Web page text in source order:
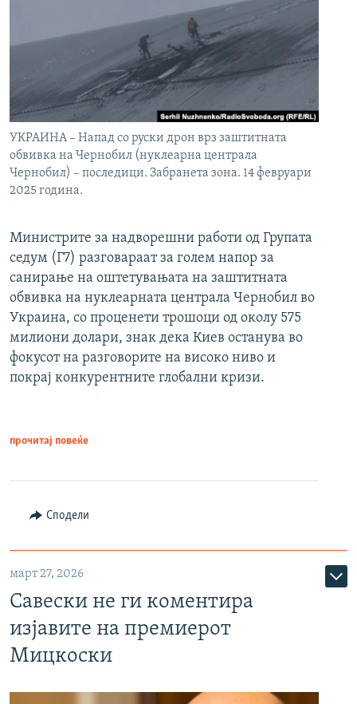
УКРАИНА – Напад со руски дрон врз заштитната
обвивка на Чернобил (нуклеарна централа
Чернобил) – последици. Забранета зона. 14 февруари
2025 година.
Министрите за надворешни работи од Групата
седум (Г7) разговараат за голем напор за
санирање на оштетувањата на заштитната
обвивка на нуклеарната централа Чернобил во
Украина, со проценети трошоци од околу 575
милиони долари, знак дека Киев останува во
фокусот на разговорите на високо ниво и
покрај конкурентните глобални кризи.
прочитај повеќе
Сподели
март 27, 2026
Савески не ги коментира
изјавите на премиерот
Мицкоски